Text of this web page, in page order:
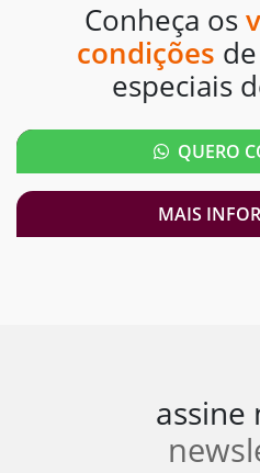
Conheça os
condições
especiais
QUERO
MAIS
assine